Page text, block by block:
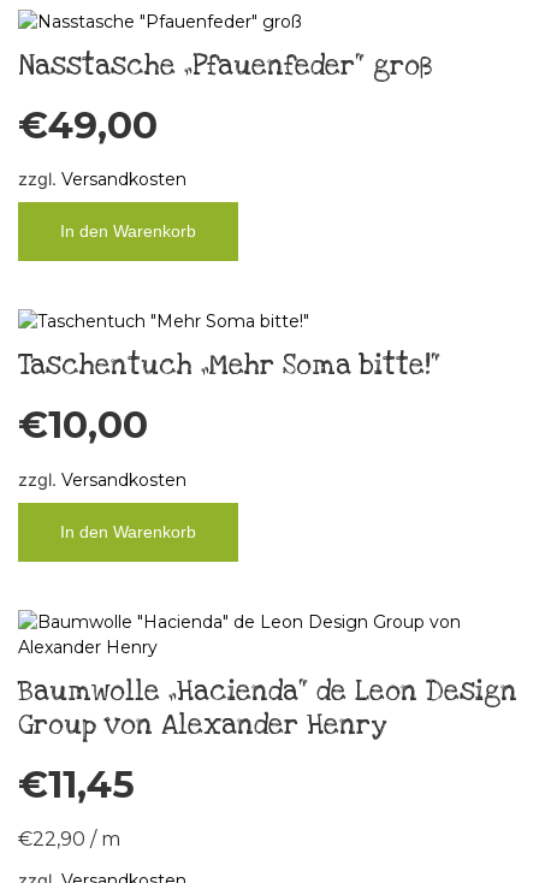
Nasstasche „Pfauenfeder“ groß
€49,00
zzgl. Versandkosten
In den Warenkorb
Taschentuch „Mehr Soma bitte!“
€10,00
zzgl. Versandkosten
In den Warenkorb
Baumwolle „Hacienda“ de Leon Design
Group von Alexander Henry
€11,45
€22,90 / m